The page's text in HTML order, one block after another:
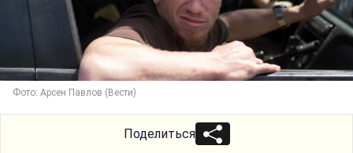
Фото: Арсен Павлов (Вести)
Поделиться